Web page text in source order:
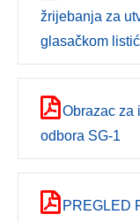
žrijebanja za
glasačkom
Obrazac za
odbora SG-1
PREGLED